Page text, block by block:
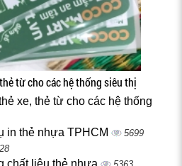
từ cho các hệ thống siêu thị
xe, thẻ từ cho các hệ thống
in thẻ nhựa TPHCM 5699
chất liệu thẻ nhựa